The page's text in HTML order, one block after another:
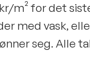
m² for det
med vask,
seg. Alle